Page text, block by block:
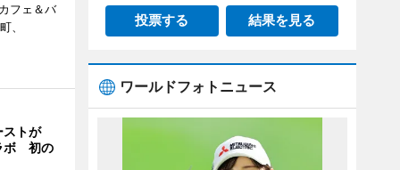
フェ＆バ
、
ストが
ボ 初の
投票する 結果を見る
ワールドフォトニュース